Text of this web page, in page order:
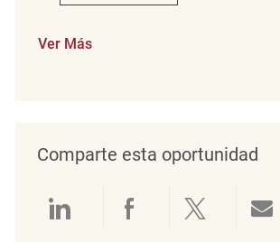
Ver Más
Comparte esta oportunidad
Compartir a través de
Compartir a